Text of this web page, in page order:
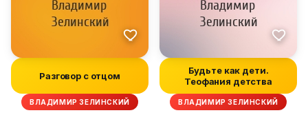
Разговор с отцом
ВЛАДИМИР ЗЕЛИНСКИЙ
Будьте как дети.
Теофания детства
ВЛАДИМИР ЗЕЛИНСКИЙ